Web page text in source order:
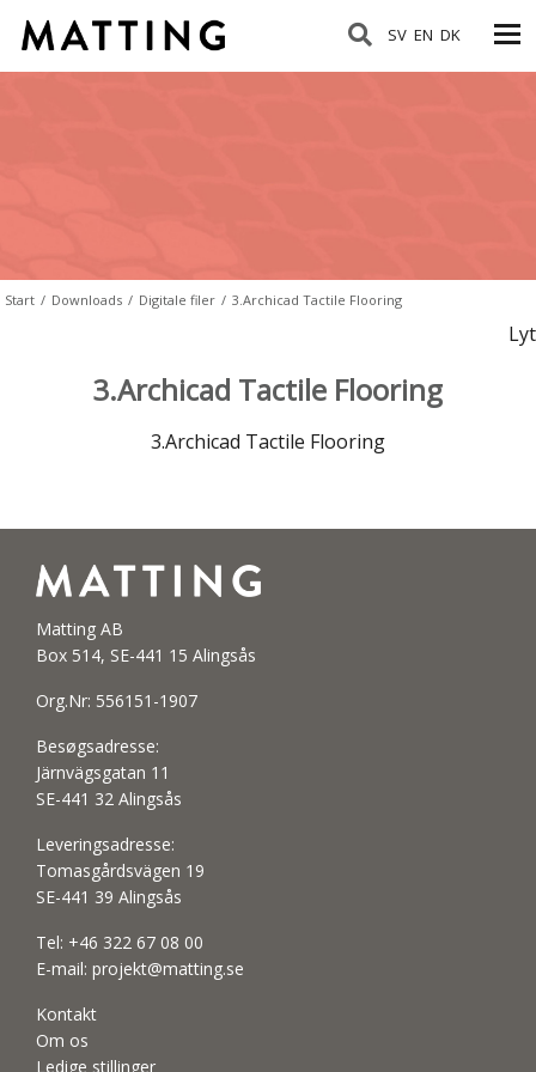
SV EN DK
Start / Downloads / Digitale filer / 3.Archicad Tactile Flooring
Lyt
3.Archicad Tactile Flooring
3.Archicad Tactile Flooring
Matting AB
Box 514, SE-441 15 Alingsås
Org.Nr: 556151-1907
Besøgsadresse:
Järnvägsgatan 11
SE-441 32 Alingsås
Leveringsadresse:
Tomasgårdsvägen 19
SE-441 39 Alingsås
Tel: +46 322 67 08 00
E-mail: projekt@matting.se
Kontakt
Om os
Ledige stillinger